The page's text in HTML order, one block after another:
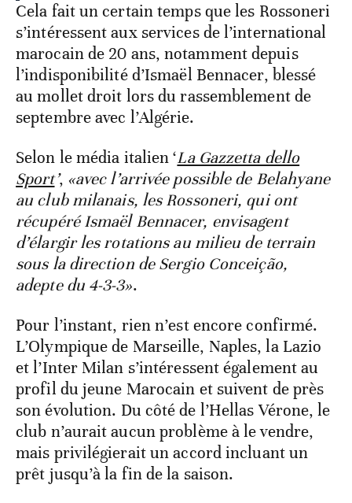
Cela fait un certain temps que les Rossoneri
s’intéressent aux services de l’international
marocain de 20 ans, notamment depuis
l’indisponibilité d’Ismaël Bennacer, blessé
au mollet droit lors du rassemblement de
septembre avec l’Algérie.
Selon le média italien ‘La Gazzetta dello
Sport’, «avec l’arrivée possible de Belahyane
au club milanais, les Rossoneri, qui ont
récupéré Ismaël Bennacer, envisagent
d’élargir les rotations au milieu de terrain
sous la direction de Sergio Conceição,
adepte du 4-3-3».
Pour l’instant, rien n’est encore confirmé.
L’Olympique de Marseille, Naples, la Lazio
et l’Inter Milan s’intéressent également au
profil du jeune Marocain et suivent de près
son évolution. Du côté de l’Hellas Vérone, le
club n’aurait aucun problème à le vendre,
mais privilégierait un accord incluant un
prêt jusqu’à la fin de la saison.